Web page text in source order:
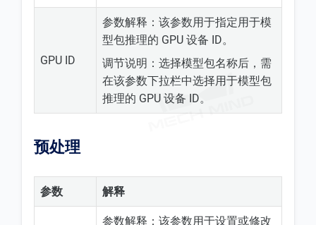
GPU ID
参数解释：该参数用于指定用于模
型包推理的 GPU 设备 ID。
调节说明：选择模型包名称后，需
在该参数下拉栏中选择用于模型包
推理的 GPU 设备 ID。
预处理
参数 解释
参数解释：该参数用于设置或修改